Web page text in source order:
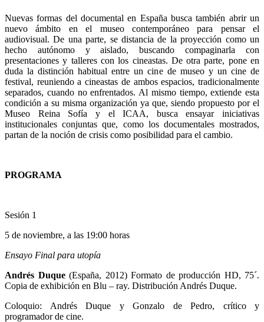
Nuevas formas del documental en España busca también abrir un
nuevo ámbito en el museo contemporáneo para pensar el
audiovisual. De una parte, se distancia de la proyección como un
hecho autónomo y aislado, buscando compaginarla con
presentaciones y talleres con los cineastas. De otra parte, pone en
duda la distinción habitual entre un cine de museo y un cine de
festival, reuniendo a cineastas de ambos espacios, tradicionalmente
separados, cuando no enfrentados. Al mismo tiempo, extiende esta
condición a su misma organización ya que, siendo propuesto por el
Museo Reina Sofía y el ICAA, busca ensayar iniciativas
institucionales conjuntas que, como los documentales mostrados,
partan de la noción de crisis como posibilidad para el cambio.
PROGRAMA
Sesión 1
5 de noviembre, a las 19:00 horas
Ensayo Final para utopía
Andrés Duque(España, 2012) Formato de producción HD, 75´.
Copia de exhibición en Blu – ray. Distribución Andrés Duque.
Coloquio: Andrés Duque y Gonzalo de Pedro, crítico y
programador de cine.